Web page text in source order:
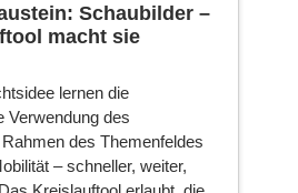
Schaubilder –
macht sie
lernen die
Verwendung des
des Themenfeldes
– schneller, weiter,